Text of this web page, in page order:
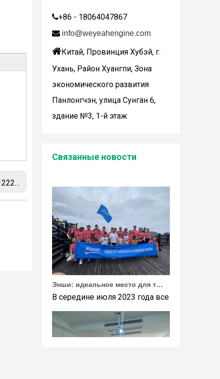
TBD620
+86 - 18064047867
 info@weyeahengine.com
Китай, Провинция Хубэй, г.
Ухань, Район Хуангпи, Зона
экономического развития
Панлонгчэн, улица Сунган 6,
здание №3, 1-й этаж
Связанные новости
Дженбахер забрал 200673
Wuhan Weyeah сообщает о поступлении
Энши: идеальное место для тимбилдинга Weyeah
В середине июля 2023 года все